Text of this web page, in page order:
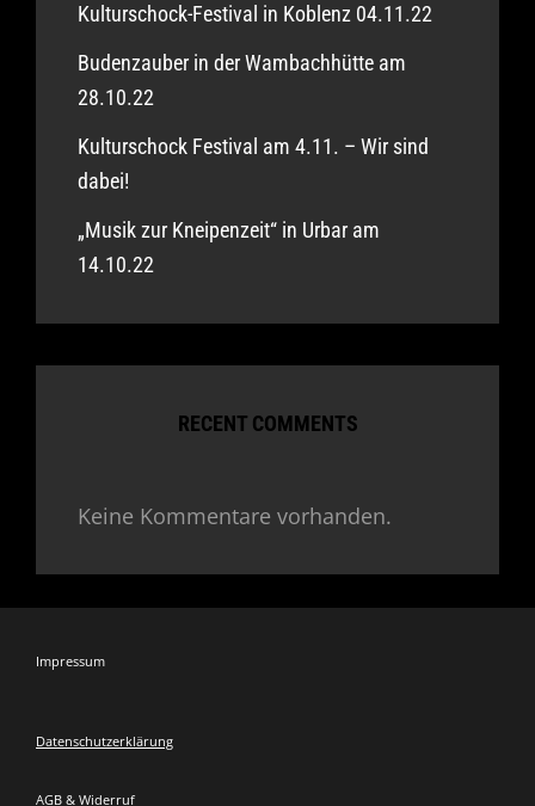
Kulturschock-Festival in Koblenz 04.11.22
Budenzauber in der Wambachhütte am
28.10.22
Kulturschock Festival am 4.11. – Wir sind
dabei!
„Musik zur Kneipenzeit“ in Urbar am
14.10.22
RECENT COMMENTS
Keine Kommentare vorhanden.
Impressum
Datenschutzerklärung
AGB & Widerruf